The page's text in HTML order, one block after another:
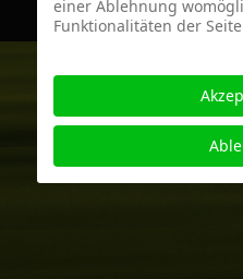
einer Ablehnung
Funktionalitäten der